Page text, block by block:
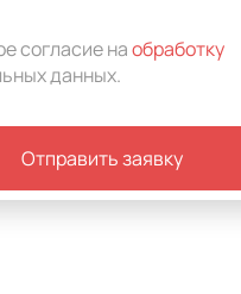
согласие наобработку
данных.
Отправить заявку